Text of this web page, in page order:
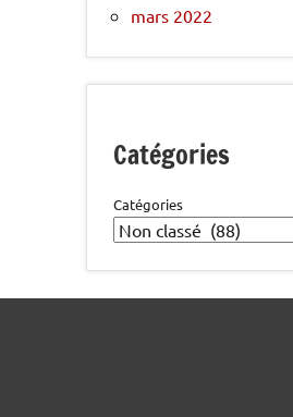
mars 2022
Catégories
Catégories